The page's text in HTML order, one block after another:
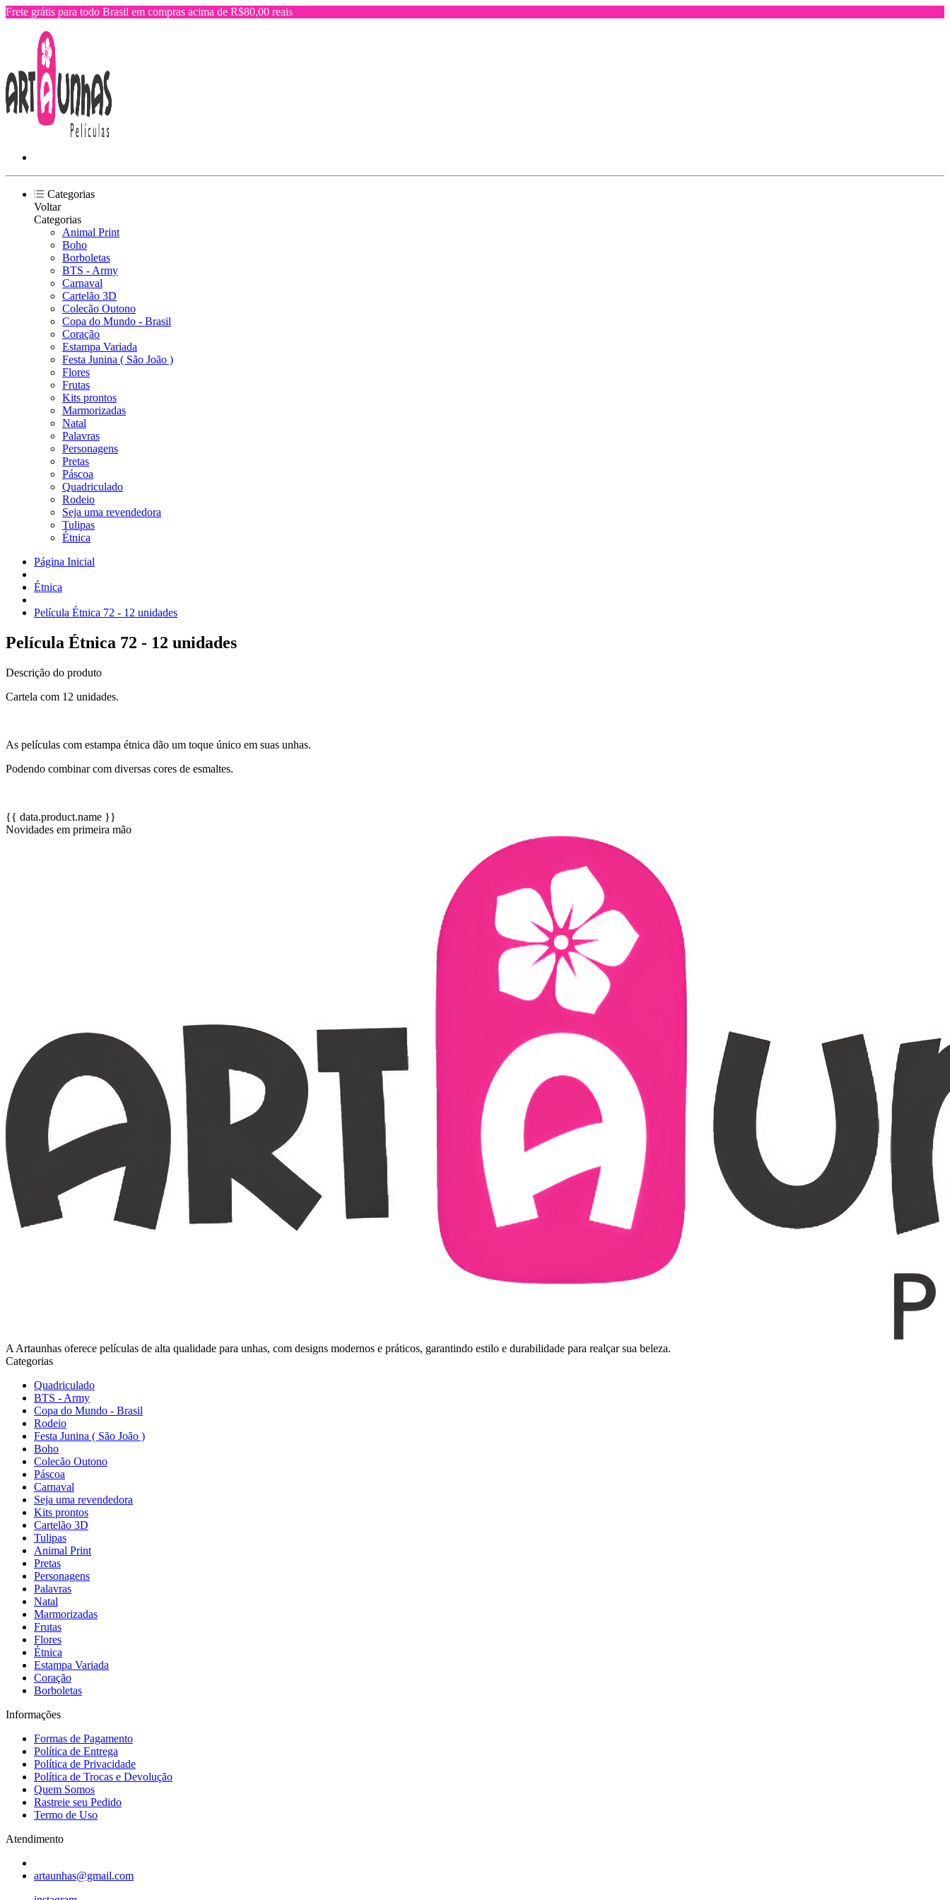
Frete grátis para todo Brasil em compras acima de R$80,00 reais
Categorias
Voltar
Categorias
Animal Print
Boho
Borboletas
BTS - Army
Carnaval
Cartelão 3D
Colecão Outono
Copa do Mundo - Brasil
Coração
Estampa Variada
Festa Junina ( São João )
Flores
Frutas
Kits prontos
Marmorizadas
Natal
Palavras
Personagens
Pretas
Páscoa
Quadriculado
Rodeio
Seja uma revendedora
Tulipas
Étnica
Página Inicial
Étnica
Película Étnica 72 - 12 unidades
Película Étnica 72 - 12 unidades
Descrição do produto
Cartela com 12 unidades.
As películas com estampa étnica dão um toque único em suas unhas.
Podendo combinar com diversas cores de esmaltes.
{{ data.product.name }}
Novidades em primeira mão
A Artaunhas oferece películas de alta qualidade para unhas, com designs modernos e práticos, garantindo estilo e durabilidade para realçar sua beleza.
Categorias
Quadriculado
BTS - Army
Copa do Mundo - Brasil
Rodeio
Festa Junina ( São João )
Boho
Colecão Outono
Páscoa
Carnaval
Seja uma revendedora
Kits prontos
Cartelão 3D
Tulipas
Animal Print
Pretas
Personagens
Palavras
Natal
Marmorizadas
Frutas
Flores
Étnica
Estampa Variada
Coração
Borboletas
Informações
Formas de Pagamento
Política de Entrega
Política de Privacidade
Política de Trocas e Devolução
Quem Somos
Rastreie seu Pedido
Termo de Uso
Atendimento
artaunhas@gmail.com